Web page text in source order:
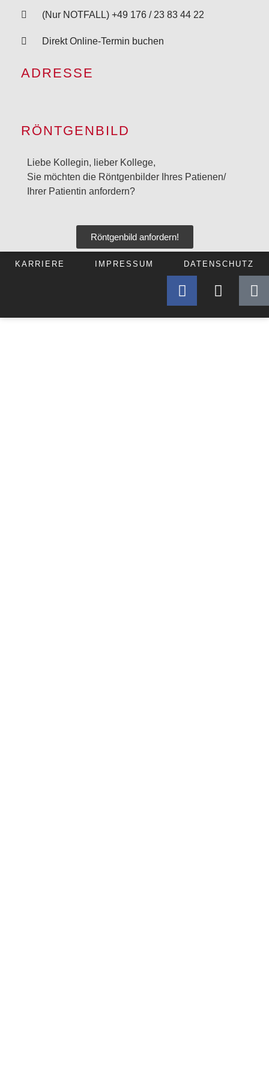
(Nur NOTFALL) +49 176 / 23 83 44 22
Direkt Online-Termin buchen
ADRESSE
RÖNTGENBILD
Liebe Kollegin, lieber Kollege,
Sie möchten die Röntgenbilder Ihres Patienen/
Ihrer Patientin anfordern?
Röntgenbild anfordern!
KARRIERE IMPRESSUM DATENSCHUTZ